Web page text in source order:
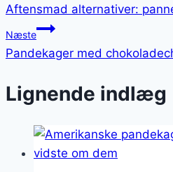
Aftensmad alternativer:
Næste
Pandekager med
Lignende indlæg